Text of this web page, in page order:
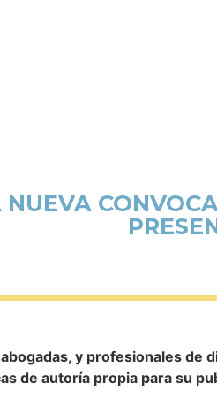
y profesionales
de autoría propia para su